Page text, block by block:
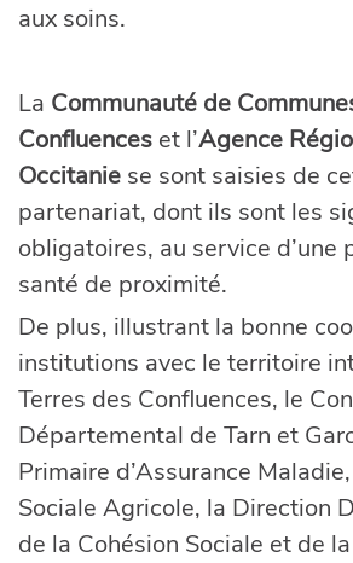
aux soins.
La Communauté de
Confluences et l’Agence
Occitanie se sont saisies de
partenariat, dont ils sont les
obligatoires, au service d’une
santé de proximité.
De plus, illustrant la bonne
institutions avec le territoire
Terres des Confluences, le
Départemental de Tarn et
Primaire d’Assurance
Sociale Agricole, la Direction
de la Cohésion Sociale et de